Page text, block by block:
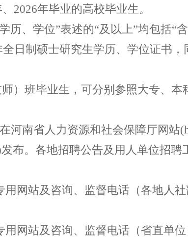
2026年毕业的高校毕业生。
历、学位”表述的“及以上”均包括“含
日制硕士研究生学历、学位证书，
）班毕业生，可分别参照大专、本
河南省人力资源和社会保障厅网站
发布。各地招聘公告及用人单位招聘
网站及咨询、监督电话（各地人
网站及咨询、监督电话（省直单